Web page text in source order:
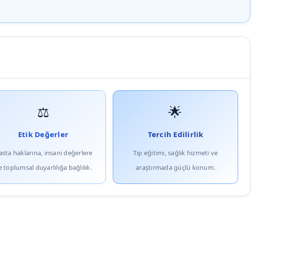
⚖️
Etik Değerler
haklarına, insani değerlere
toplumsal duyarlılığa bağlılık.
🌟
Tercih Edilirlik
Tıp eğitimi, sağlık hizmeti ve
araştırmada güçlü konum.